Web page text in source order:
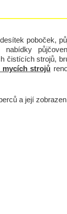
poboček,
nabídky
čistících strojů,
mycích strojů
a její